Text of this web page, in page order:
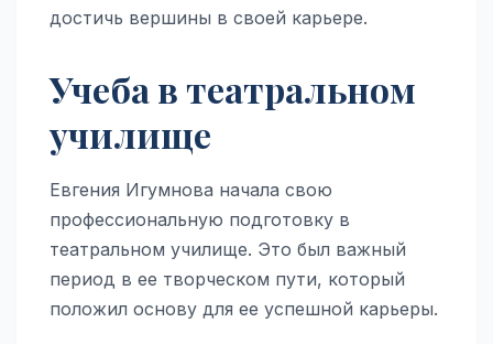
достичь вершины в своей карьере.
Учеба в театральном
училище
Евгения Игумнова начала свою
профессиональную подготовку в
театральном училище. Это был важный
период в ее творческом пути, который
положил основу для ее успешной карьеры.